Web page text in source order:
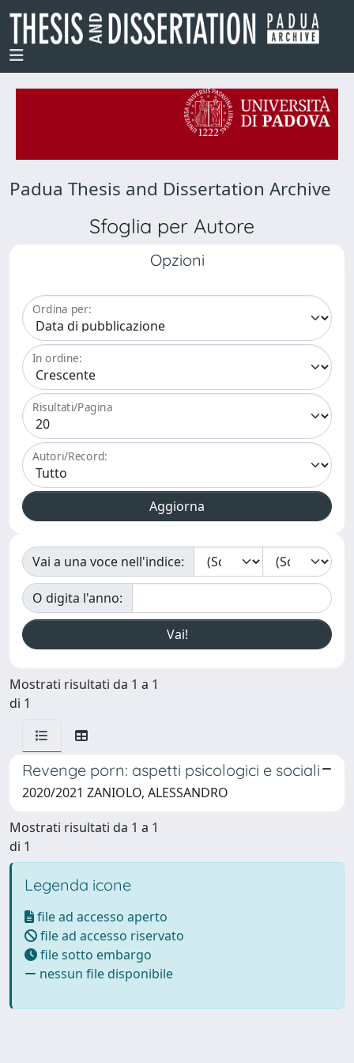
Padua Thesis and Dissertation Archive
Sfoglia per Autore
Opzioni
Ordina per:
In ordine:
Risultati/Pagina
Autori/Record:
Vai a una voce nell'indice:
O digita l'anno:
Mostrati risultati da 1 a 1
di 1
Revenge porn: aspetti psicologici e sociali
2020/2021 ZANIOLO, ALESSANDRO
Mostrati risultati da 1 a 1
di 1
Legenda icone
file ad accesso aperto
file ad accesso riservato
file sotto embargo
nessun file disponibile